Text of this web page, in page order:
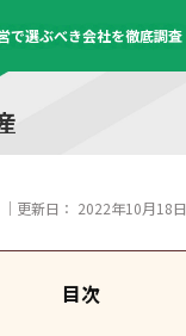
で選ぶべき会社を徹底調査
｜更新日： 2022年10月18日